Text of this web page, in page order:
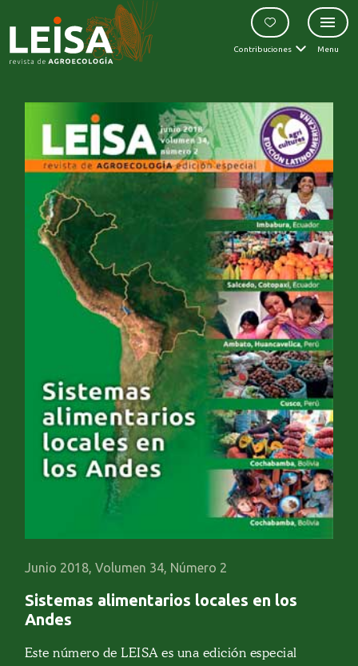
Contribuciones Menu
Junio 2018, Volumen 34, Número 2
Sistemas alimentarios locales en los
Andes
Este número de LEISA es una edición especial